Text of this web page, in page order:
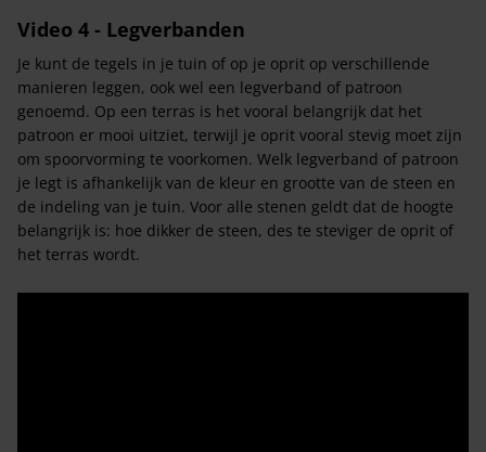
Video 4 - Legverbanden
Je kunt de tegels in je tuin of op je oprit op verschillende
manieren leggen, ook wel een legverband of patroon
genoemd. Op een terras is het vooral belangrijk dat het
patroon er mooi uitziet, terwijl je oprit vooral stevig moet zijn
om spoorvorming te voorkomen. Welk legverband of patroon
je legt is afhankelijk van de kleur en grootte van de steen en
de indeling van je tuin. Voor alle stenen geldt dat de hoogte
belangrijk is: hoe dikker de steen, des te steviger de oprit of
het terras wordt.